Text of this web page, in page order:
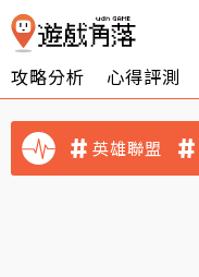
攻略分析 心得評測
英雄聯盟